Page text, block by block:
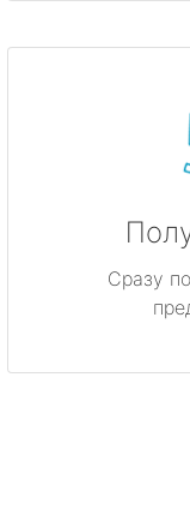
Сразу